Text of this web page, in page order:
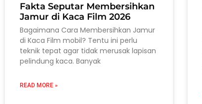
Fakta Seputar Membersihkan
Jamur di Kaca Film 2026
Bagaimana Cara Membersihkan Jamur
di Kaca Film mobil? Tentu ini perlu
teknik tepat agar tidak merusak lapisan
pelindung kaca. Banyak
READ MORE »